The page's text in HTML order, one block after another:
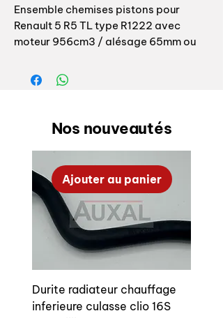
Ensemble chemises pistons pour
Renault 5 R5 TL type R1222 avec
moteur 956cm3 / alésage 65mm ou
Pour Renault 5 L (R1220) de 01/1972 à
type moteur 689-10
Livrés avec axe + segments
Pistons + liners for engine Renault 5
R5 TL with 956cm3 engine / bore
65mm
For engine type 689-10
Supply with pin
Nos nouveautés
Ajouter au panier
Durite radiateur chauffage
inferieure culasse clio 16S